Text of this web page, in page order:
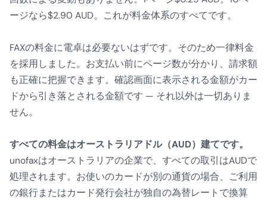
ージなら$2.90 AUD。これが料金体系のすべてです。
FAXの料金に電卓は必要ないはずです。そのため一律料金
を採用しました。お支払い前にページ数が分かり、請求額
も正確に把握できます。確認画面に表示される金額がカー
ドから引き落とされる金額です — それ以外は一切ありま
せん。
すべての料金はオーストラリアドル（AUD）建てです。
unofaxはオーストラリアの企業で、すべての取引はAUDで
処理されます。お使いのカードが別の通貨の場合、ご利用
の銀行またはカード発行会社が独自の為替レートで換算